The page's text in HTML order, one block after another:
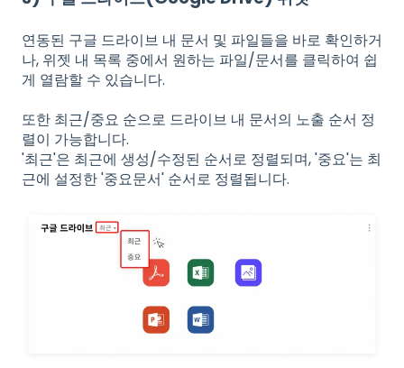
연동된 구글 드라이브 내 문서 및 파일들을 바로 확인하거
나, 위젯 내 목록 중에서 원하는 파일/문서를 클릭하여 쉽
게 열람할 수 있습니다.
또한 최근/중요 순으로 드라이브 내 문서의 노출 순서 정
렬이 가능합니다.
'최근'은 최근에 생성/수정된 순서로 정렬되며, '중요'는 최
근에 설정한 '중요문서' 순서로 정렬됩니다.